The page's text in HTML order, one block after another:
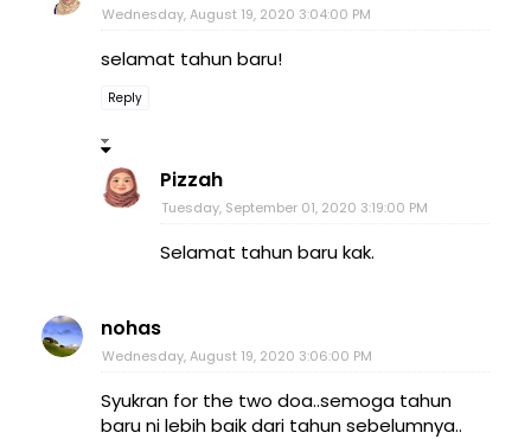
Wednesday, August 19, 2020 3:04:00 PM
selamat tahun baru!
Reply
Pizzah
Tuesday, September 01, 2020 3:19:00 PM
Selamat tahun baru kak.
nohas
Wednesday, August 19, 2020 3:06:00 PM
Syukran for the two doa..semoga tahun
baru ni lebih baik dari tahun sebelumnya..